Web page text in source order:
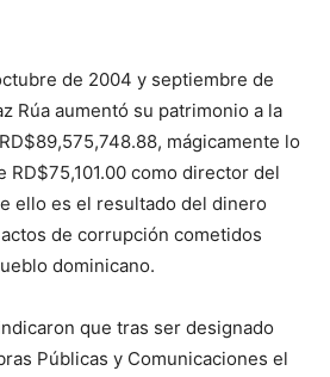
de 2004 y septiembre de
Rúa aumentó su patrimonio a la
mágicamente lo
RD$75,101.00 como director del
ello es el resultado del dinero
de corrupción cometidos
dominicano.
que tras ser designado
Públicas y Comunicaciones el